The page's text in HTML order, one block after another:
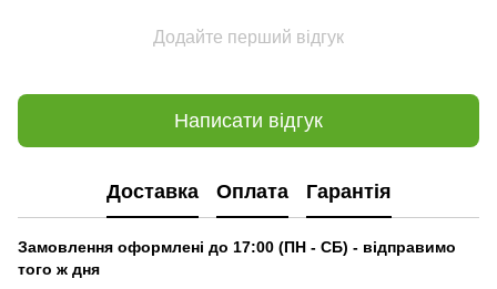
Додайте перший відгук
Написати відгук
Доставка Оплата Гарантія
Замовлення оформлені до 17:00 (ПН - СБ) - відправимо
того ж дня